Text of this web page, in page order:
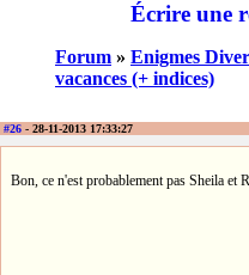
Écrire une
Forum » Enigmes
vacances (+ indices)
#26 - 28-11-2013 17:33:27
Bon, ce n'est probablement pas Sheila